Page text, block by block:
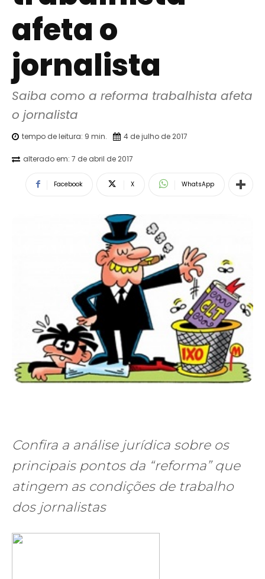
afeta o
jornalista
Saiba como a reforma trabalhista afeta
o jornalista
tempo de leitura: 9 min. 4 de julho de 2017
alterado em: 7 de abril de 2017
Facebook X WhatsApp
Confira a análise jurídica sobre os
principais pontos da “reforma” que
atingem as condições de trabalho
dos jornalistas